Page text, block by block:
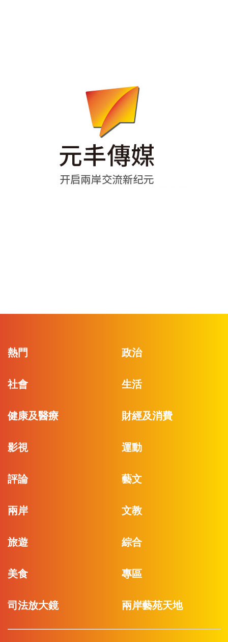
熱門 政治
社會 生活
健康及醫療 財經及消費
影視 運動
評論 藝文
兩岸 文教
旅遊 綜合
美食 專區
司法放大鏡 兩岸藝苑天地